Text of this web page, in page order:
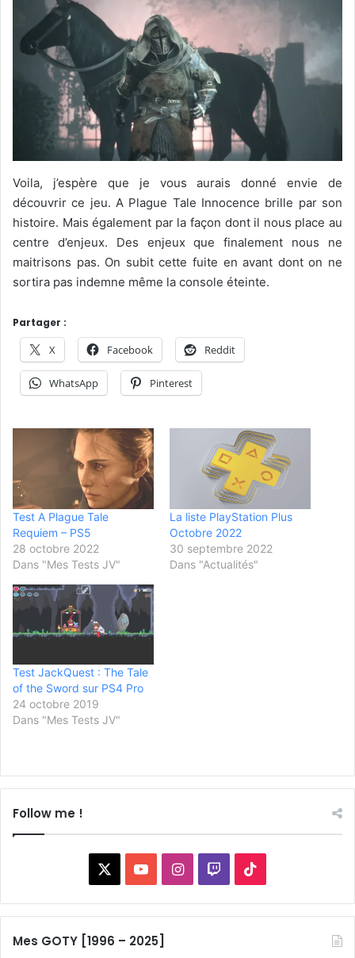
Voila, j’espère que je vous aurais donné envie de
découvrir ce jeu. A Plague Tale Innocence brille par son
histoire. Mais également par la façon dont il nous place au
centre d’enjeux. Des enjeux que finalement nous ne
maitrisons pas. On subit cette fuite en avant dont on ne
sortira pas indemne même la console éteinte.
Partager :
X Facebook Reddit
WhatsApp Pinterest
Test A Plague Tale
Requiem – PS5
28 octobre 2022
Dans "Mes Tests JV"
La liste PlayStation Plus
Octobre 2022
30 septembre 2022
Dans "Actualités"
Test JackQuest : The Tale
of the Sword sur PS4 Pro
24 octobre 2019
Dans "Mes Tests JV"
Follow me !
YouTubeInstagram
Twitch
Mes GOTY [1996 – 2025]